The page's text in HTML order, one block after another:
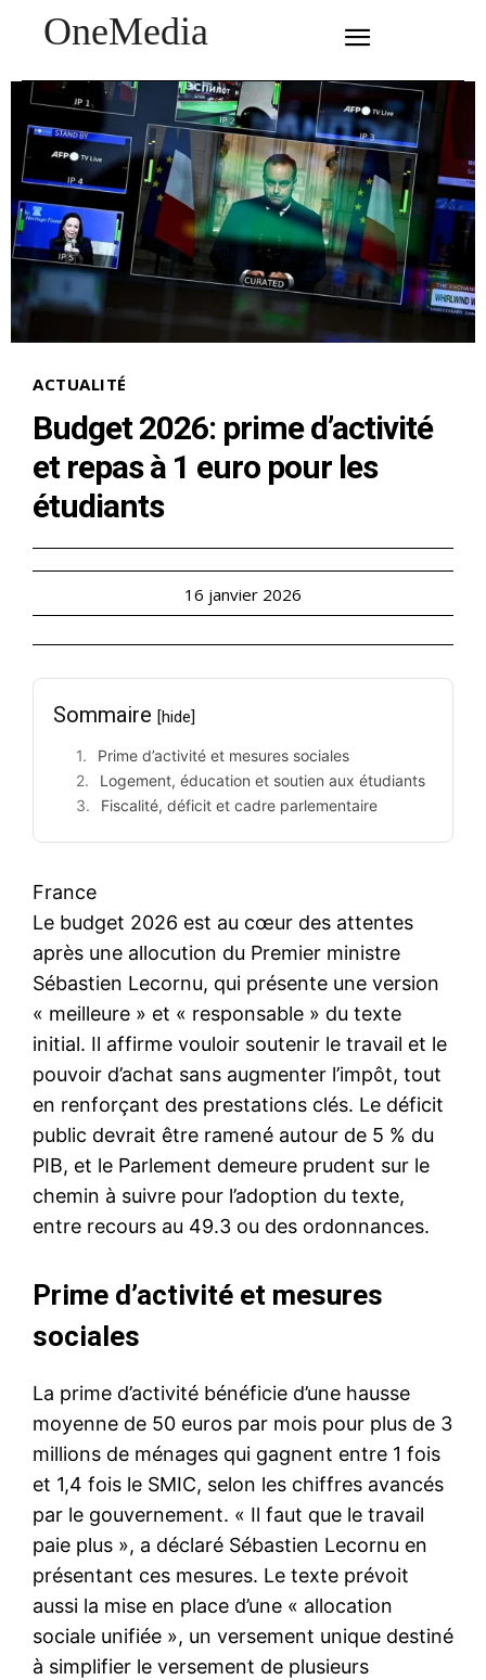
OneMedia
ACTUALITÉ
Budget 2026: prime d’activité
et repas à 1 euro pour les
étudiants
16 janvier 2026
Sommaire [hide]
Prime d’activité et mesures sociales
Logement, éducation et soutien aux étudiants
Fiscalité, déficit et cadre parlementaire
France
Le budget 2026 est au cœur des attentes
après une allocution du Premier ministre
Sébastien Lecornu, qui présente une version
« meilleure » et « responsable » du texte
initial. Il affirme vouloir soutenir le travail et le
pouvoir d’achat sans augmenter l’impôt, tout
en renforçant des prestations clés. Le déficit
public devrait être ramené autour de 5 % du
PIB, et le Parlement demeure prudent sur le
chemin à suivre pour l’adoption du texte,
entre recours au 49.3 ou des ordonnances.
Prime d’activité et mesures
sociales
La prime d’activité bénéficie d’une hausse
moyenne de 50 euros par mois pour plus de 3
millions de ménages qui gagnent entre 1 fois
et 1,4 fois le SMIC, selon les chiffres avancés
par le gouvernement. « Il faut que le travail
paie plus », a déclaré Sébastien Lecornu en
présentant ces mesures. Le texte prévoit
aussi la mise en place d’une « allocation
sociale unifiée », un versement unique destiné
à simplifier le versement de plusieurs